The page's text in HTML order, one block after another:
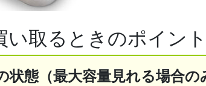
い取るときのポイン
状態（最大容量見れる場合の